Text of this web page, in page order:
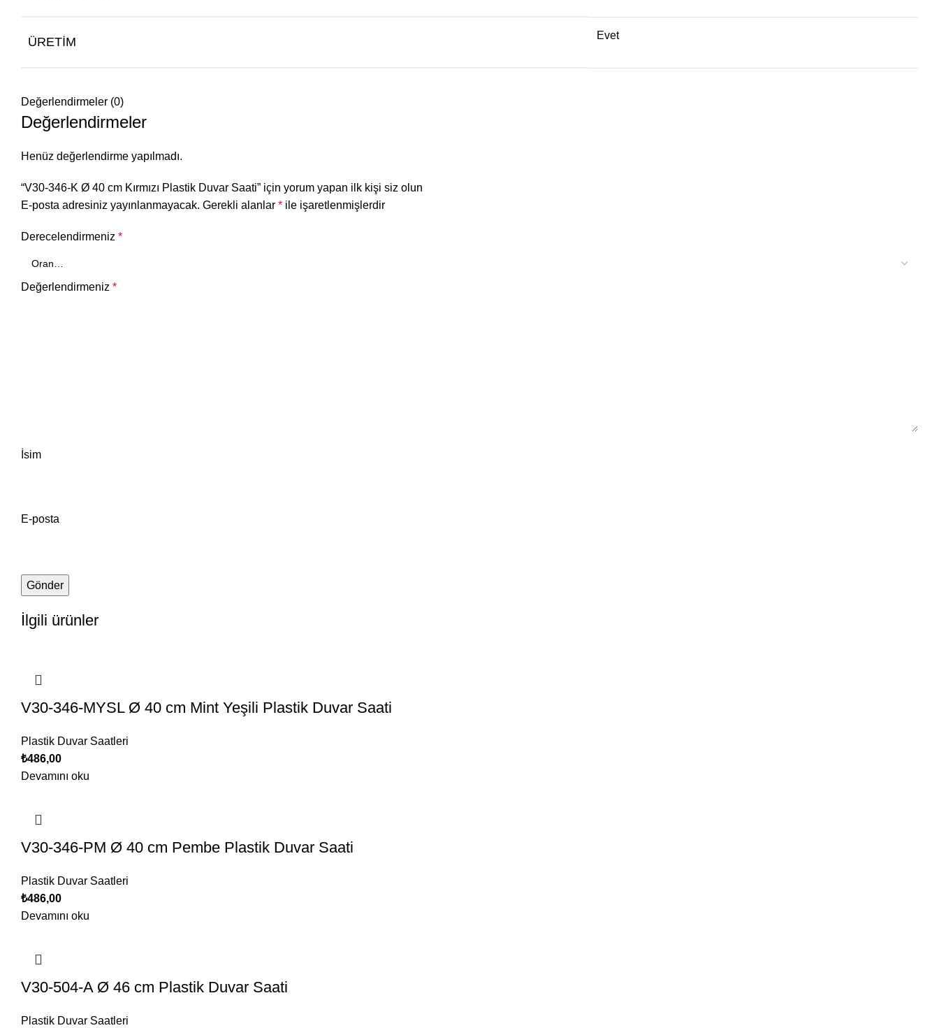
ÜRETIM Evet
Değerlendirmeler (0)
Değerlendirmeler
Henüz değerlendirme yapılmadı.
“V30-346-K Ø 40 cm Kırmızı Plastik Duvar Saati” için yorum yapan ilk kişi siz olun
E-posta adresiniz yayınlanmayacak. Gerekli alanlar * ile işaretlenmişlerdir
Derecelendirmeniz *
Değerlendirmeniz *
İsim
E-posta
İlgili ürünler
V30-346-MYSL Ø 40 cm Mint Yeşili Plastik Duvar Saati
Plastik Duvar Saatleri
₺486,00
Devamını oku
V30-346-PM Ø 40 cm Pembe Plastik Duvar Saati
Plastik Duvar Saatleri
₺486,00
Devamını oku
V30-504-A Ø 46 cm Plastik Duvar Saati
Plastik Duvar Saatleri